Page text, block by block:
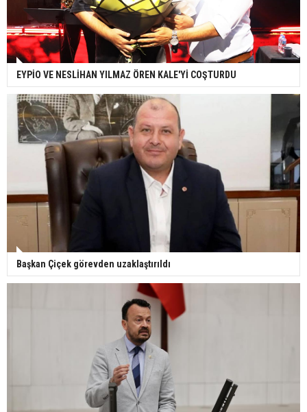
EYPİO VE NESLİHAN YILMAZ ÖREN KALE'Yİ COŞTURDU
Başkan Çiçek görevden uzaklaştırıldı